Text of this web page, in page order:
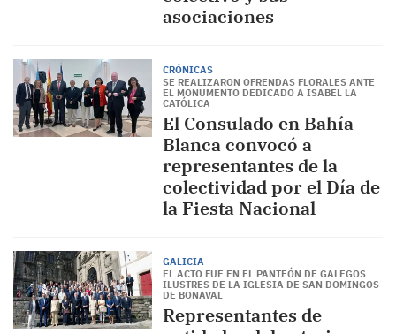
asociaciones
CRÓNICAS
SE REALIZARON OFRENDAS FLORALES ANTE
EL MONUMENTO DEDICADO A ISABEL LA
CATÓLICA
El Consulado en Bahía
Blanca convocó a
representantes de la
colectividad por el Día de
la Fiesta Nacional
GALICIA
EL ACTO FUE EN EL PANTEÓN DE GALEGOS
ILUSTRES DE LA IGLESIA DE SAN DOMINGOS
DE BONAVAL
Representantes de